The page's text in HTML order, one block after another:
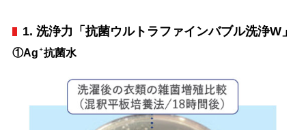
1. 洗浄力「抗菌ウルトラファインバブル洗浄W」
①Ag ＋抗菌水